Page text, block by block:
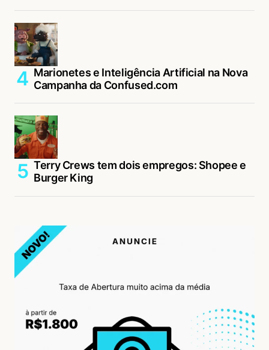
Marionetes e Inteligência Artificial na Nova
Campanha da Confused.com
Terry Crews tem dois empregos: Shopee e
Burger King